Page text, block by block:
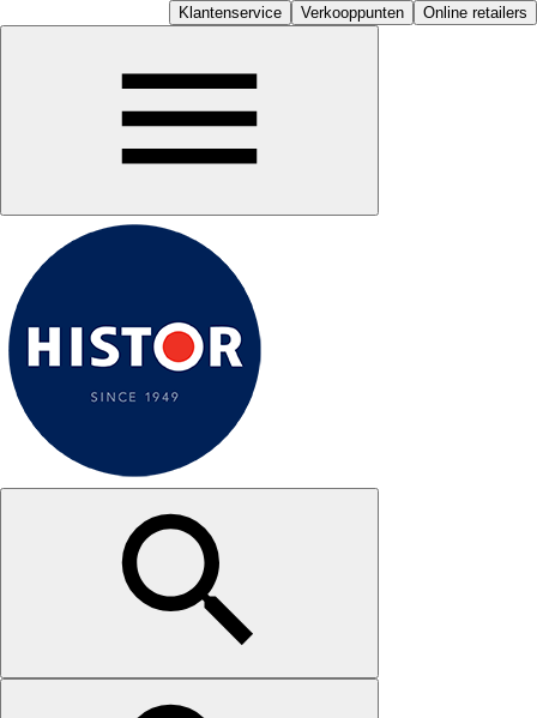
Klantenservice Verkooppunten Online retailers